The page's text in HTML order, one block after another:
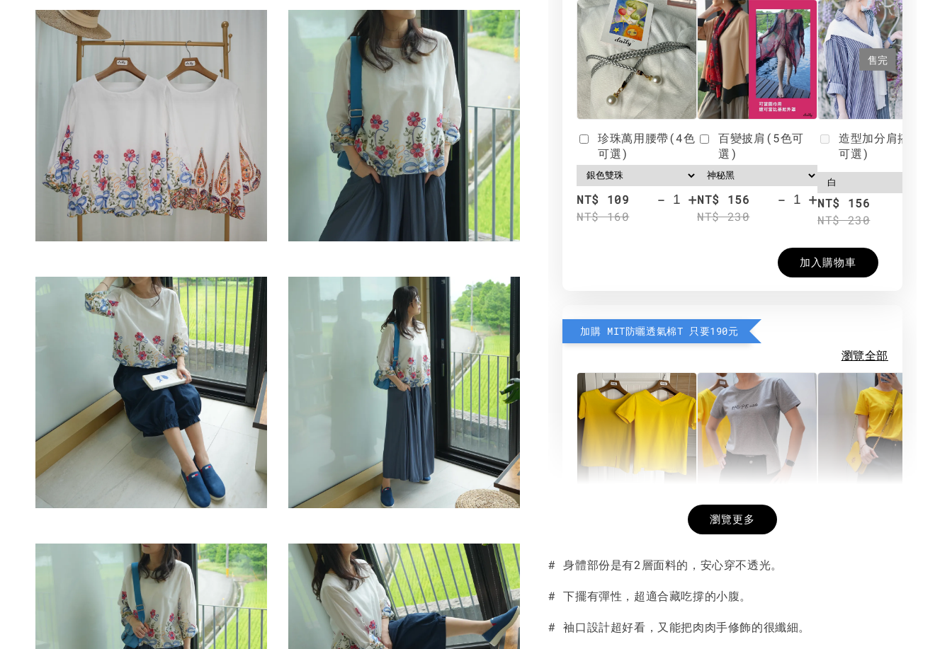
珍珠萬用腰帶(4色
可選)
NT$ 109
NT$ 160
- +
百變披肩(5色可
選)
NT$ 156
NT$ 230
- +
售完
造型加分肩搭(4色
可選)
NT$ 156
NT$ 230
加入購物車
加購 MIT防曬透氣棉T 只要190元
瀏覽全部
NT$ 190
NT$ 450
- +
希望相隨雙面T
NT$ 190
NT$ 450
加入購物車
瀏覽更多
# 身體部份是有2層面料的，安心穿不透光。
# 下擺有彈性，超適合藏吃撐的小腹。
# 袖口設計超好看，又能把肉肉手修飾的很纖細。